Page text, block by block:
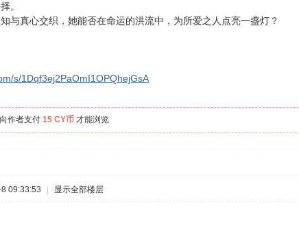
。
与真心交织，她能否在命运的洪流中，为所爱之人点亮一盏灯？
s/1Dqf3ej2PaOmI1OPQhejGsA
作者支付 15 CY币 才能浏览
09:33:53 显示全部楼层